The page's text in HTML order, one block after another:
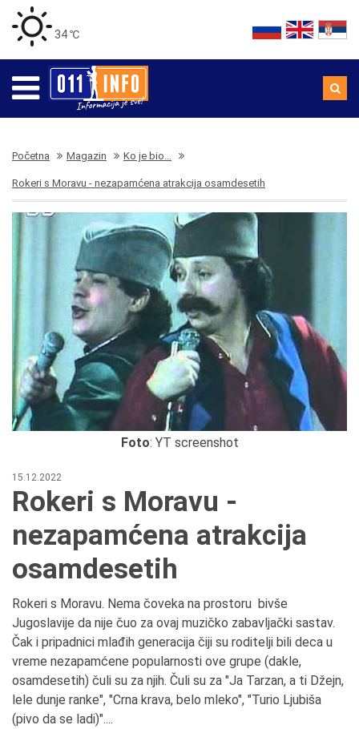
34 ℃
Početna Magazin Ko je bio...
Rokeri s Moravu - nezapamćena atrakcija osamdesetih
Foto: YT screenshot
15.12.2022
Rokeri s Moravu -
nezapamćena atrakcija
osamdesetih
Rokeri s Moravu. Nema čoveka na prostoru bivše
Jugoslavije da nije čuo za ovaj muzičko zabavljački sastav.
Čak i pripadnici mlađih generacija čiji su roditelji bili deca u
vreme nezapamćene popularnosti ove grupe (dakle,
osamdesetih) čuli su za njih. Čuli su za "Ja Tarzan, a ti Džejn,
lele dunje ranke", "Crna krava, belo mleko", "Turio Ljubiša
(pivo da se ladi)"....